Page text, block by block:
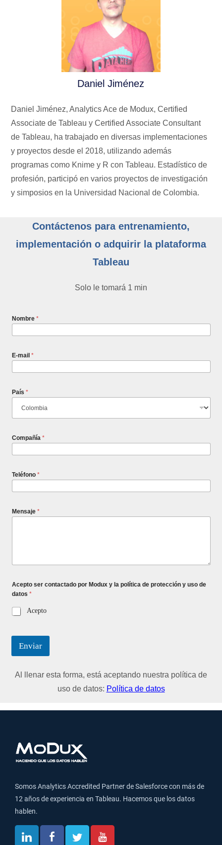
Daniel Jiménez
Daniel Jiménez, Analytics Ace de Modux, Certified
Associate de Tableau y Certified Associate Consultant
de Tableau, ha trabajado en diversas implementaciones
y proyectos desde el 2018, utilizando además
programas como Knime y R con Tableau. Estadístico de
profesión, participó en varios proyectos de investigación
y simposios en la Universidad Nacional de Colombia.
Contáctenos para entrenamiento,
implementación o adquirir la plataforma
Tableau
Solo le tomará 1 min
Nombre *
E-mail *
País *
Compañía *
Teléfono *
Mensaje *
Acepto ser contactado por Modux y la política de protección y uso de
datos *
Acepto
Enviar
Al llenar esta forma, está aceptando nuestra política de
uso de datos: Política de datos
Somos Analytics Accredited Partner de Salesforce con más de
12 años de experiencia en Tableau. Hacemos que los datos
hablen.